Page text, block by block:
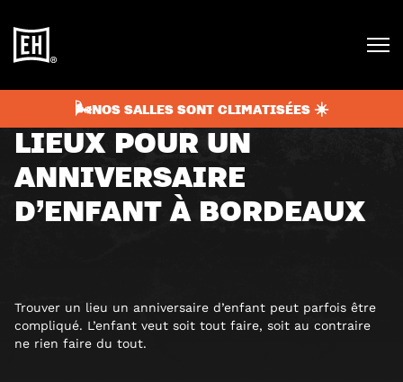
🌬️NOS SALLES SONT CLIMATISÉES ☀️
LIEUX POUR UN
ANNIVERSAIRE
D’ENFANT À BORDEAUX
Trouver un lieu un anniversaire d’enfant peut parfois être
compliqué. L’enfant veut soit tout faire, soit au contraire
ne rien faire du tout.